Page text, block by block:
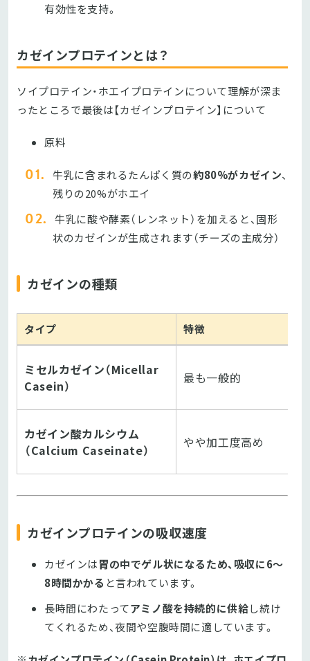
有効性を支持。
カゼインプロテインとは？
ソイプロテイン・ホエイプロテインについて理解が深ま
ったところで最後は【カゼインプロテイン】について
原料
牛乳に含まれるたんぱく質の約80%がカゼイン、
残りの20%がホエイ
牛乳に酸や酵素（レンネット）を加えると、固形
状のカゼインが生成されます（チーズの主成分）
カゼインの種類
タイプ 特徴
ミセルカゼイン（Micellar
Casein）
最も一般的
カゼイン酸カルシウム
（Calcium Caseinate）
やや加工度高め
カゼインプロテインの吸収速度
カゼインは胃の中でゲル状になるため、吸収に6～
8時間かかる と言われています。
長時間にわたってアミノ酸を持続的に供給し続け
てくれるため、夜間や空腹時間に適しています。